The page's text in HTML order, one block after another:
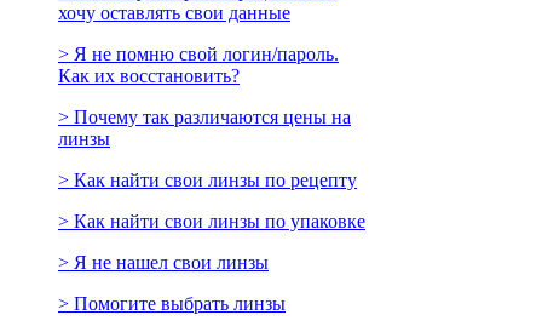
хочу оставлять свои данные
> Я не помню свой логин/пароль.
Как их восстановить?
> Почему так различаются цены на
линзы
> Как найти свои линзы по рецепту
> Как найти свои линзы по упаковке
> Я не нашел свои линзы
> Помогите выбрать линзы